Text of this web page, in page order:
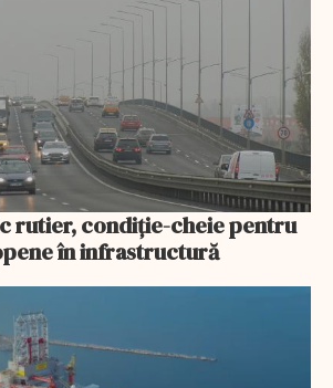
rutier, condiție-cheie pentru
în infrastructură